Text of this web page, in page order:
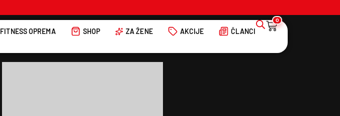
FITNESS OPREMA SHOP ZA ŽENE AKCIJE ČLANCI
0